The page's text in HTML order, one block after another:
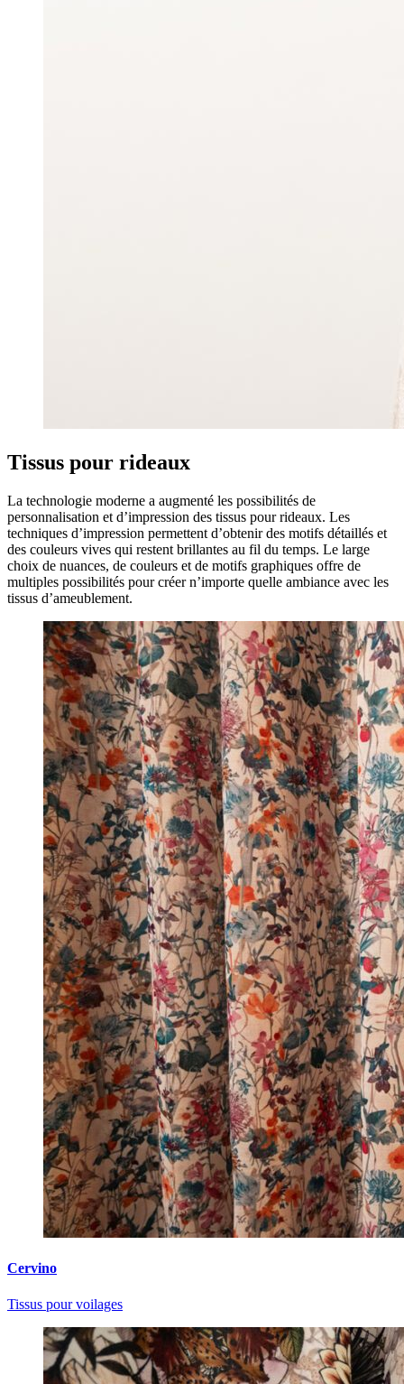
Tissus pour rideaux
La technologie moderne a augmenté les possibilités de
personnalisation et d’impression des tissus pour rideaux. Les
techniques d’impression permettent d’obtenir des motifs détaillés et
des couleurs vives qui restent brillantes au fil du temps. Le large
choix de nuances, de couleurs et de motifs graphiques offre de
multiples possibilités pour créer n’importe quelle ambiance avec les
tissus d’ameublement.
Cervino
Tissus pour voilages